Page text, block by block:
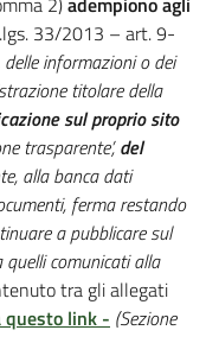
33/2013 – art. 9-
delle informazioni o dei
titolare della
sul proprio sito
trasparente’,del
alla banca dati
ferma restando
a pubblicare sul
comunicati alla
tra gli allegati
questo link - (Sezione